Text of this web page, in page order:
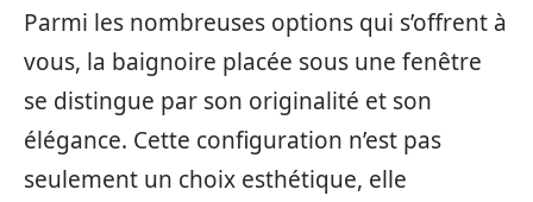
Parmi les nombreuses options qui s’offrent à
vous, la baignoire placée sous une fenêtre
se distingue par son originalité et son
élégance. Cette configuration n’est pas
seulement un choix esthétique, elle